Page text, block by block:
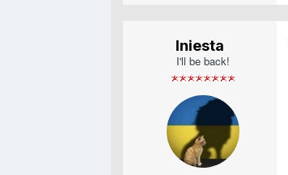
Iniesta
I'll be back!